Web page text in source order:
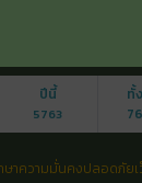
ปีนี้
5763
ทั้
ษาความมั่นคงปลอดภัยเ